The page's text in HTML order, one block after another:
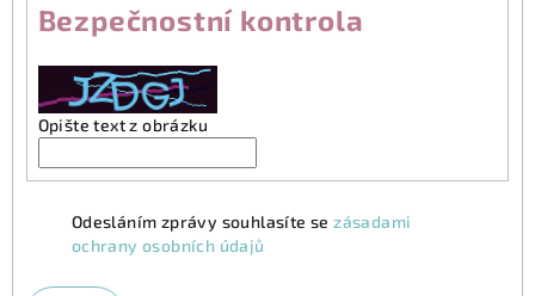
Bezpečnostní kontrola
Opište text z obrázku
Odesláním zprávy souhlasíte se zásadami
ochrany osobních údajů